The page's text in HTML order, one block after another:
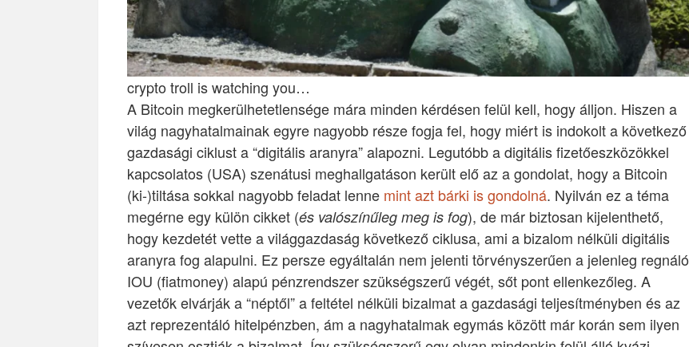
crypto troll is watching you…
A Bitcoin megkerülhetetlensége mára minden kérdésen felül kell, hogy álljon. Hiszen a
világ nagyhatalmainak egyre nagyobb része fogja fel, hogy miért is indokolt a következő
gazdasági ciklust a “digitális aranyra” alapozni. Legutóbb a digitális fizetőeszközökkel
kapcsolatos (USA) szenátusi meghallgatáson került elő az a gondolat, hogy a Bitcoin
(ki-)tiltása sokkal nagyobb feladat lenne mint azt bárki is gondolná. Nyilván ez a téma
megérne egy külön cikket (és valószínűleg meg is fog), de már biztosan kijelenthető,
hogy kezdetét vette a világgazdaság következő ciklusa, ami a bizalom nélküli digitális
aranyra fog alapulni. Ez persze egyáltalán nem jelenti törvényszerűen a jelenleg regnáló
IOU (fiatmoney) alapú pénzrendszer szükségszerű végét, sőt pont ellenkezőleg. A
vezetők elvárják a “néptől” a feltétel nélküli bizalmat a gazdasági teljesítményben és az
azt reprezentáló hitelpénzben, ám a nagyhatalmak egymás között már korán sem ilyen